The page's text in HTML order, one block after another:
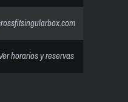
horarios y reservas